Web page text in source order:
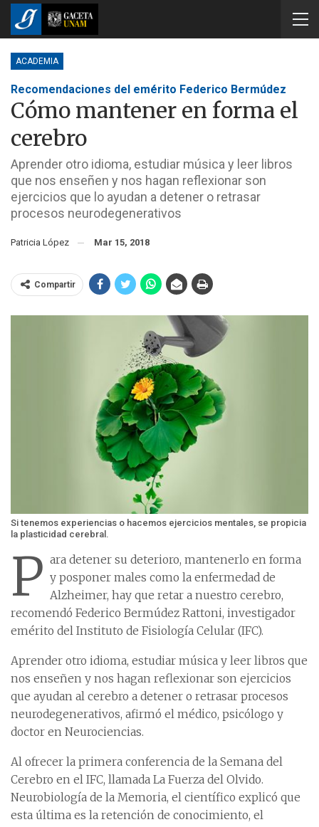
ACADEMIA
Recomendaciones del emérito Federico Bermúdez
Cómo mantener en forma el
cerebro
Aprender otro idioma, estudiar música y leer libros
que nos enseñen y nos hagan reflexionar son
ejercicios que lo ayudan a detener o retrasar
procesos neurodegenerativos
Patricia López Mar 15, 2018
Compartir
Si tenemos experiencias o hacemos ejercicios mentales, se propicia
la plasticidad cerebral.
P ara detener su deterioro, mantenerlo en forma
y posponer males como la enfermedad de
Alzheimer, hay que retar a nuestro cerebro,
recomendó Federico Bermúdez Rattoni, investigador
emérito del Instituto de Fisiología Celular (IFC).
Aprender otro idioma, estudiar música y leer libros que
nos enseñen y nos hagan reflexionar son ejercicios
que ayudan al cerebro a detener o retrasar procesos
neurodegenerativos, afirmó el médico, psicólogo y
doctor en Neurociencias.
Al ofrecer la primera conferencia de la Semana del
Cerebro en el IFC, llamada La Fuerza del Olvido.
Neurobiología de la Memoria, el científico explicó que
esta última es la retención de conocimiento, el